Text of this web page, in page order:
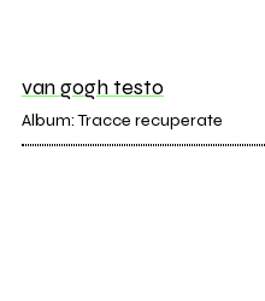
van gogh testo
Album: Tracce recuperate